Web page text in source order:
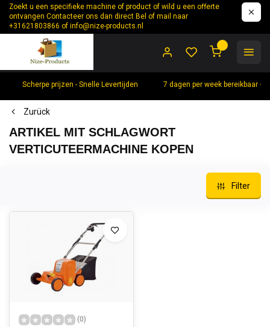
Zoekt u een specifieke machine of product of wild u een offerte
ontvangen Contacteer ons dan direct Bel of mail naar
+31621803866 ofinfo@nize-products.nl
Scherpe prijzen - Snelle Levertijden 7 dagen per week bereikbaar
Zurück
ARTIKEL MIT SCHLAGWORT
VERTICUTEERMACHINE KOPEN
Filter
(0)